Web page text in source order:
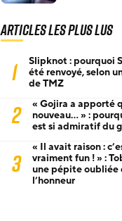
Articles les plus lus
1
Slipknot : pourquoi
été renvoyé, selon
de TMZ
2
« Gojira a apporté
nouveau… » :
est si admiratif du
3
« Il avait raison :
vraiment fun ! » :
une pépite oubliée
l’honneur